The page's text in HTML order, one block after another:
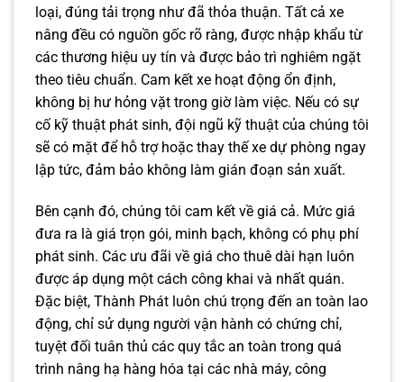
loại, đúng tải trọng như đã thỏa thuận. Tất cả xe
nâng đều có nguồn gốc rõ ràng, được nhập khẩu từ
các thương hiệu uy tín và được bảo trì nghiêm ngặt
theo tiêu chuẩn. Cam kết xe hoạt động ổn định,
không bị hư hỏng vặt trong giờ làm việc. Nếu có sự
cố kỹ thuật phát sinh, đội ngũ kỹ thuật của chúng tôi
sẽ có mặt để hỗ trợ hoặc thay thế xe dự phòng ngay
lập tức, đảm bảo không làm gián đoạn sản xuất.
Bên cạnh đó, chúng tôi cam kết về giá cả. Mức giá
đưa ra là giá trọn gói, minh bạch, không có phụ phí
phát sinh. Các ưu đãi về giá cho thuê dài hạn luôn
được áp dụng một cách công khai và nhất quán.
Đặc biệt, Thành Phát luôn chú trọng đến an toàn lao
động, chỉ sử dụng người vận hành có chứng chỉ,
tuyệt đối tuân thủ các quy tắc an toàn trong quá
trình nâng hạ hàng hóa tại các nhà máy, công